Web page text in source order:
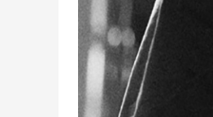
Imprensa